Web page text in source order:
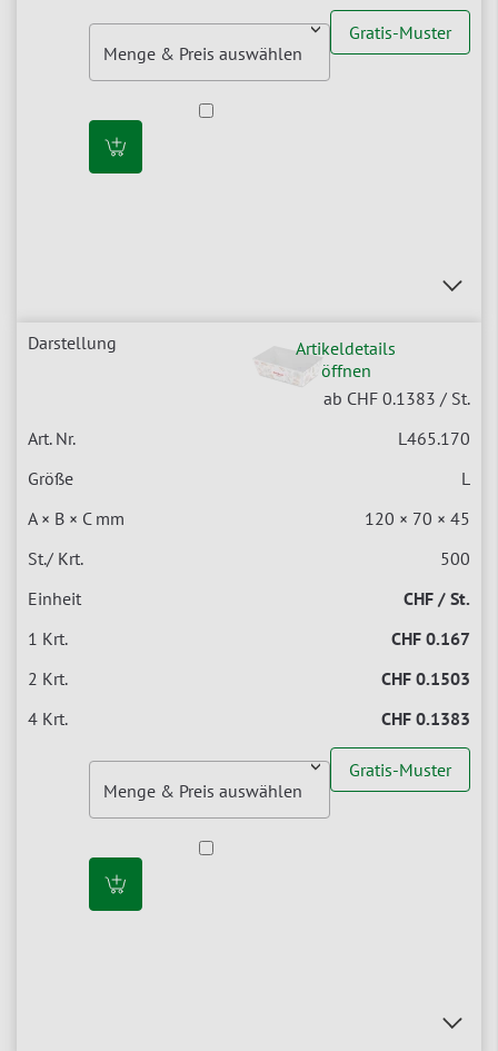
Gratis-Muster
Artikeldetails
öffnen
ab CHF 0.1383 / St.
L465.170
L
120 × 70 × 45
500
CHF / St.
CHF 0.167
CHF 0.1503
CHF 0.1383
Gratis-Muster